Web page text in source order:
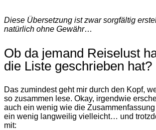
Diese Übersetzung ist zwar sorgfältig
natürlich ohne Gewähr…
Ob da jemand Reiselust
die Liste geschrieben hat?
Das zumindest geht mir durch den Kopf,
so zusammen lese. Okay, irgendwie
auch ein wenig wie die
ein wenig langweilig vielleicht… und
mit: